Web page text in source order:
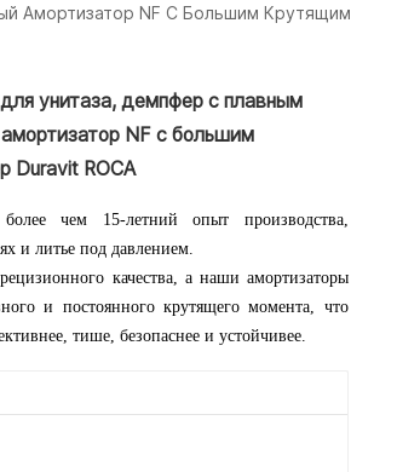
اللغة العربية
Türkçe
Амортизатор NF С Большим Крутящим
унитаза, демпфер с плавным
NF с большим
Duravit ROCA
чем 15-летний опыт производства,
и литье под давлением.
качества, а наши амортизаторы
и постоянного крутящего момента, что
тише, безопаснее и устойчивее.